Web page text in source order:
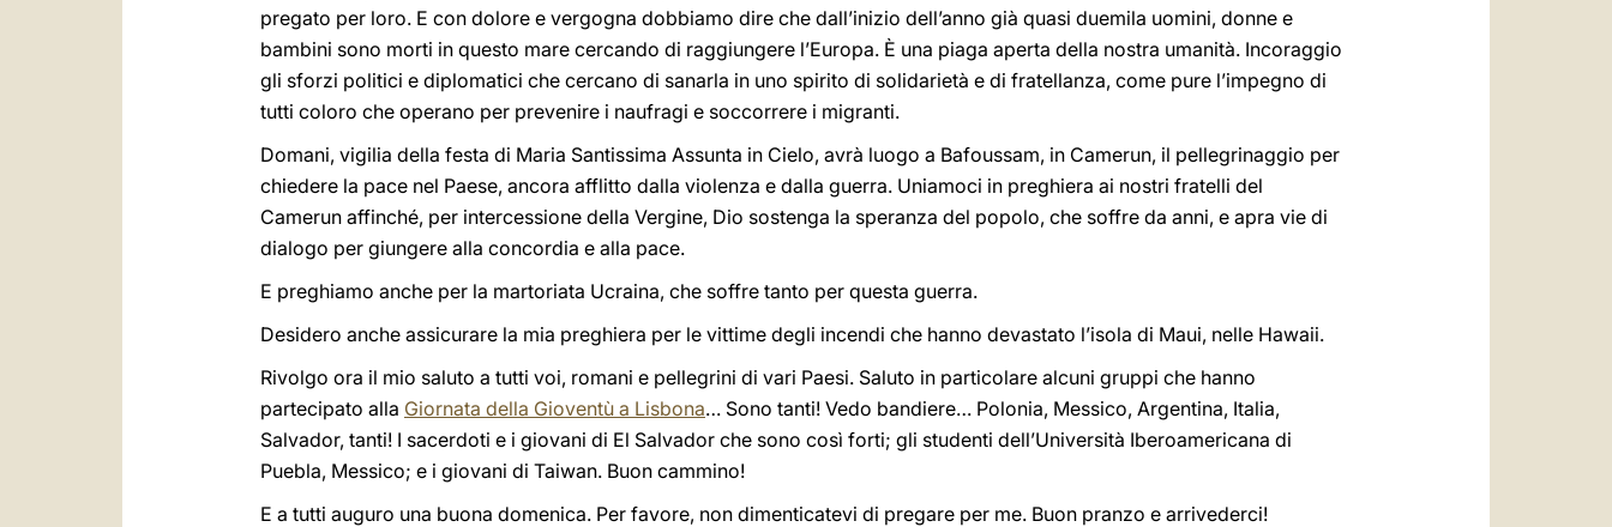
pregato per loro. E con dolore e vergogna dobbiamo dire che dall’inizio dell’anno già quasi duemila uomini, donne e
bambini sono morti in questo mare cercando di raggiungere l’Europa. È una piaga aperta della nostra umanità. Incoraggio
gli sforzi politici e diplomatici che cercano di sanarla in uno spirito di solidarietà e di fratellanza, come pure l’impegno di
tutti coloro che operano per prevenire i naufragi e soccorrere i migranti.
Domani, vigilia della festa di Maria Santissima Assunta in Cielo, avrà luogo a Bafoussam, in Camerun, il pellegrinaggio per
chiedere la pace nel Paese, ancora afflitto dalla violenza e dalla guerra. Uniamoci in preghiera ai nostri fratelli del
Camerun affinché, per intercessione della Vergine, Dio sostenga la speranza del popolo, che soffre da anni, e apra vie di
dialogo per giungere alla concordia e alla pace.
E preghiamo anche per la martoriata Ucraina, che soffre tanto per questa guerra.
Desidero anche assicurare la mia preghiera per le vittime degli incendi che hanno devastato l’isola di Maui, nelle Hawaii.
Rivolgo ora il mio saluto a tutti voi, romani e pellegrini di vari Paesi. Saluto in particolare alcuni gruppi che hanno
partecipato alla Giornata della Gioventù a Lisbona… Sono tanti! Vedo bandiere… Polonia, Messico, Argentina, Italia,
Salvador, tanti! I sacerdoti e i giovani di El Salvador che sono così forti; gli studenti dell’Università Iberoamericana di
Puebla, Messico; e i giovani di Taiwan. Buon cammino!
E a tutti auguro una buona domenica. Per favore, non dimenticatevi di pregare per me. Buon pranzo e arrivederci!